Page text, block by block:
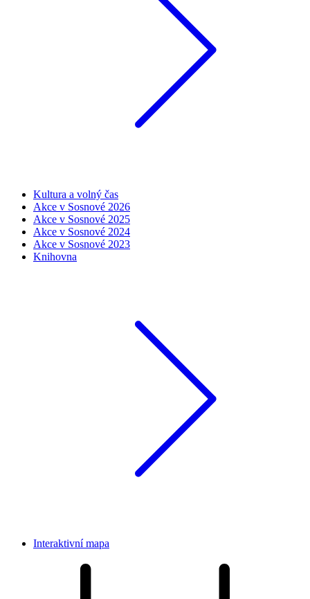
Kultura a volný čas
Akce v Sosnové 2026
Akce v Sosnové 2025
Akce v Sosnové 2024
Akce v Sosnové 2023
Knihovna
Interaktivní mapa